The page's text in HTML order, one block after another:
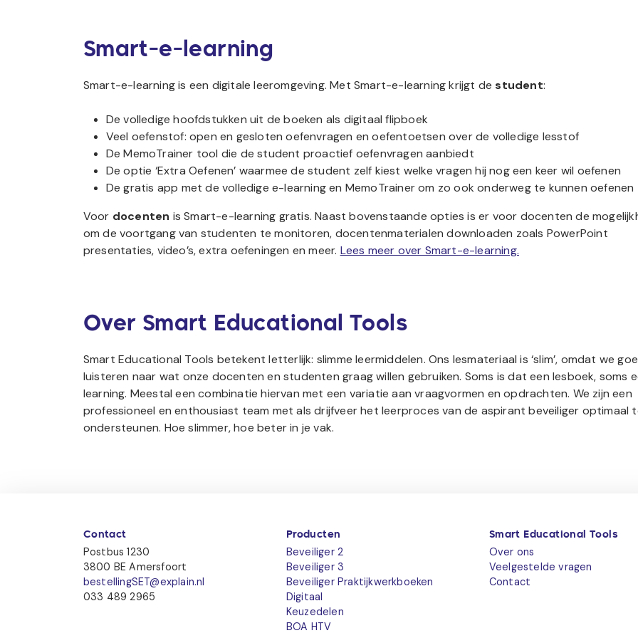
Smart-e-learning
Smart-e-learning is een digitale leeromgeving. Met Smart-e-learning krijgt de student:
De volledige hoofdstukken uit de boeken als digitaal flipboek
Veel oefenstof: open en gesloten oefenvragen en oefentoetsen over de volledige lesstof
De MemoTrainer tool die de student proactief oefenvragen aanbiedt
De optie ‘Extra Oefenen’ waarmee de student zelf kiest welke vragen hij nog een keer wil oefenen
De gratis app met de volledige e-learning en MemoTrainer om zo ook onderweg te kunnen oefenen
Voor docenten is Smart-e-learning gratis. Naast bovenstaande opties is er voor docenten de
om de voortgang van studenten te monitoren, docentenmaterialen downloaden zoals PowerPoint
presentaties, video’s, extra oefeningen en meer. Lees meer over Smart-e-learning.
Over Smart Educational Tools
Smart Educational Tools betekent letterlijk: slimme leermiddelen. Ons lesmateriaal is ‘slim’, omdat we
luisteren naar wat onze docenten en studenten graag willen gebruiken. Soms is dat een lesboek, soms
learning. Meestal een combinatie hiervan met een variatie aan vraagvormen en opdrachten. We zijn een
professioneel en enthousiast team met als drijfveer het leerproces van de aspirant beveiliger optimaal
ondersteunen. Hoe slimmer, hoe beter in je vak.
Contact
Postbus 1230
3800 BE Amersfoort
bestellingSET@explain.nl
033 489 2965
Producten
Beveiliger 2
Beveiliger 3
Beveiliger Praktijkwerkboeken
Digitaal
Keuzedelen
BOA HTV
Smart Educational Tools
Over ons
Veelgestelde vragen
Contact